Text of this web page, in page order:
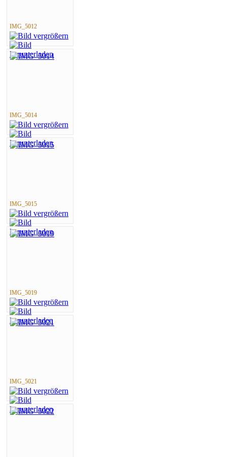
IMG_5012
IMG_5014
IMG_5015
IMG_5019
IMG_5021